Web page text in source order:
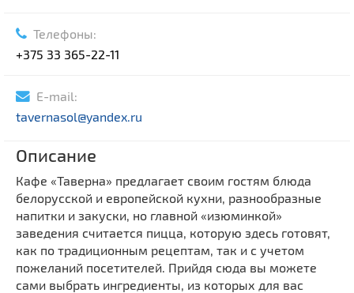
Телефоны:
+375 33 365-22-11
E-mail:
tavernasol@yandex.ru
Описание
Кафе «Таверна» предлагает своим гостям блюда
белорусской и европейской кухни, разнообразные
напитки и закуски, но главной «изюминкой»
заведения считается пицца, которую здесь готовят,
как по традиционным рецептам, так и с учетом
пожеланий посетителей. Прийдя сюда вы можете
сами выбрать ингредиенты, из которых для вас